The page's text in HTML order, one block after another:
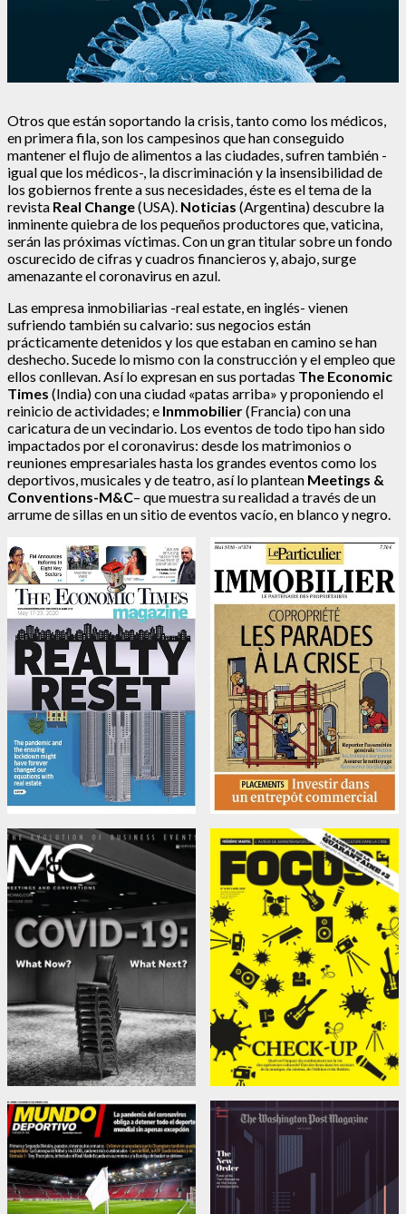
Otros que están soportando la crisis, tanto como los médicos,
en primera fila, son los campesinos que han conseguido
mantener el flujo de alimentos a las ciudades, sufren también -
igual que los médicos-, la discriminación y la insensibilidad de
los gobiernos frente a sus necesidades, éste es el tema de la
revista Real Change(USA). Noticias (Argentina) descubre la
inminente quiebra de los pequeños productores que, vaticina,
serán las próximas víctimas. Con un gran titular sobre un fondo
oscurecido de cifras y cuadros financieros y, abajo, surge
amenazante el coronavirus en azul.
Las empresa inmobiliarias -real estate, en inglés- vienen
sufriendo también su calvario: sus negocios están
prácticamente detenidos y los que estaban en camino se han
deshecho. Sucede lo mismo con la construcción y el empleo que
ellos conllevan. Así lo expresan en sus portadas The Economic
Times (India) con una ciudad «patas arriba» y proponiendo el
reinicio de actividades; e Inmmobilier(Francia) con una
caricatura de un vecindario. Los eventos de todo tipo han sido
impactados por el coronavirus: desde los matrimonios o
reuniones empresariales hasta los grandes eventos como los
deportivos, musicales y de teatro, así lo plantean Meetings &
Conventions-M&C– que muestra su realidad a través de un
arrume de sillas en un sitio de eventos vacío, en blanco y negro.